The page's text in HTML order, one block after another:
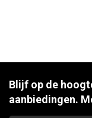
Blijf op de
aanbiedingen.